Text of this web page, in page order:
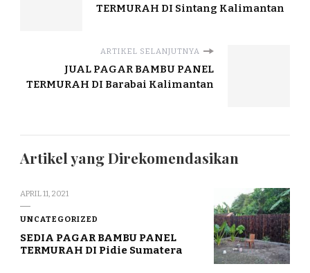
TERMURAH DI Sintang Kalimantan
ARTIKEL SELANJUTNYA
JUAL PAGAR BAMBU PANEL
TERMURAH DI Barabai Kalimantan
Artikel yang Direkomendasikan
APRIL 11, 2021
UNCATEGORIZED
SEDIA PAGAR BAMBU PANEL
TERMURAH DI Pidie Sumatera